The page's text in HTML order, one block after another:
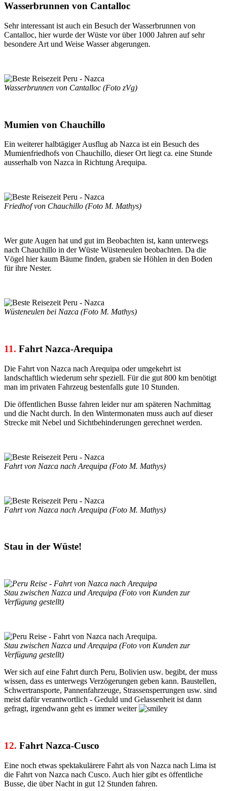
Wasserbrunnen von Cantalloc
Sehr interessant ist auch ein Besuch der Wasserbrunnen von
Cantalloc, hier wurde der Wüste vor über 1000 Jahren auf sehr
besondere Art und Weise Wasser abgerungen.
Wasserbrunnen von Cantalloc (Foto zVg)
Mumien von Chauchillo
Ein weiterer halbtägiger Ausflug ab Nazca ist ein Besuch des
Mumienfriedhofs von Chauchillo, dieser Ort liegt ca. eine Stunde
ausserhalb von Nazca in Richtung Arequipa.
Friedhof von Chauchillo (Foto M. Mathys)
Wer gute Augen hat und gut im Beobachten ist, kann unterwegs
nach Chauchillo in der Wüste Wüsteneulen beobachten. Da die
Vögel hier kaum Bäume finden, graben sie Höhlen in den Boden
für ihre Nester.
Wüsteneulen bei Nazca (Foto M. Mathys)
11. Fahrt Nazca-Arequipa
Die Fahrt von Nazca nach Arequipa oder umgekehrt ist
landschaftlich wiederum sehr speziell. Für die gut 800 km benötigt
man im privaten Fahrzeug bestenfalls gute 10 Stunden.
Die öffentlichen Busse fahren leider nur am späteren Nachmittag
und die Nacht durch. In den Wintermonaten muss auch auf dieser
Strecke mit Nebel und Sichtbehinderungen gerechnet werden.
Fahrt von Nazca nach Arequipa (Foto M. Mathys)
Fahrt von Nazca nach Arequipa (Foto M. Mathys)
Stau in der Wüste!
Stau zwischen Nazca und Arequipa (Foto von Kunden zur
Verfügung gestellt)
Stau zwischen Nazca und Arequipa (Foto von Kunden zur
Verfügung gestellt)
Wer sich auf eine Fahrt durch Peru, Bolivien usw. begibt, der muss
wissen, dass es unterwegs Verzögerungen geben kann. Baustellen,
Schwertransporte, Pannenfahrzeuge, Strassensperrungen usw. sind
meist dafür verantwortlich - Geduld und Gelassenheit ist dann
gefragt, irgendwann geht es immer weiter
12. Fahrt Nazca-Cusco
Eine noch etwas spektakulärere Fahrt als von Nazca nach Lima ist
die Fahrt von Nazca nach Cusco. Auch hier gibt es öffentliche
Busse, die über Nacht in gut 12 Stunden fahren.